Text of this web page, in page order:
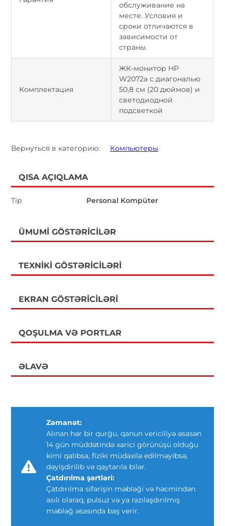
обслуживание на
месте. Условия и
сроки отличаются в
зависимости от
страны.
Комплектация
ЖК-монитор HP
W2072a с диагональю
50,8 см (20 дюймов) и
светодиодной
подсветкой
Вернуться в категорию: Компьютеры
QISA AÇIQLAMA
Tip Personal Kompüter
ÜMUMI GÖSTƏRICILƏR
TEXNIKI GÖSTƏRICILƏRI
EKRAN GÖSTƏRICILƏRI
QOŞULMA VƏ PORTLAR
ƏLAVƏ
Zəmanət:
Alınan hər bir qurğu, qanun vericiliyə əsasən
14 gün müddətində xarici görünüşü olduğu
kimi qalıbsa, fiziki müdaxilə edilməyibsə,
dəyişdirilib və qaytarıla bilər.
Çatdırılma şərtləri:
Çatdırılma sifarişin məbləği və həcmindən
asılı olaraq, pulsuz və ya razılaşdırılmış
məbləğ əsasında baş verir.